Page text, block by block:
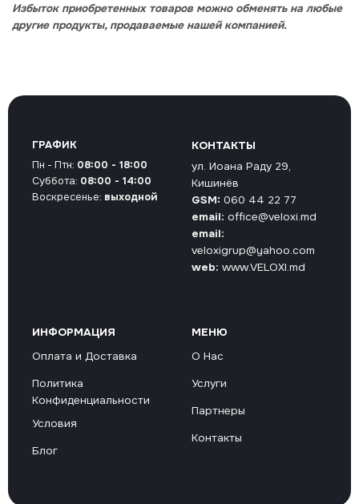
Избыток приобретенных товаров можно обменять на любые
другие продукты, продаваемые нашей компанией.
КОНТАКТЫ
ул. Иоана Раду 29,
Кишинёв
GSM: 060 44 22 77
email: office@veloxi.md
email:
veloxigrup@yahoo.com
web: www.VELOXI.md
ИНФОРМАЦИЯ
Оплата и Доставка
Политика
Конфиденциальности
Условия
Блог
МЕНЮ
О Нас
Услуги
Партнеры
Контакты
ГРАФИК
Пн - Птн: 08:00 - 18:00
Суббота: 08:00 - 14:00
Воскресенье: выходной